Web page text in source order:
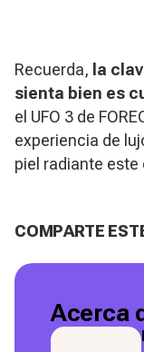
Recuerda, la
sienta bien es
el UFO 3 de
experiencia de
piel radiante este
COMPARTE
Acerca